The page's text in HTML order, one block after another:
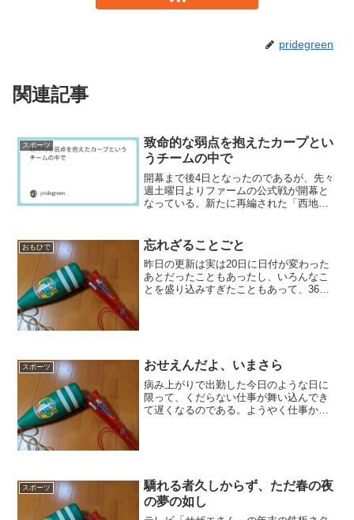
pridegreen
関連記事
スポーツ
致命的な弱点を抱えたカープとい
うチームの中で
開幕まで後4日となったのであるが、先々
週土曜日よりファームの公式戦が開幕と
なっている。新たに再編された「西地
2、2-1（5回降雨コールド）、3-5、4-
5（延長...
おもひで 忘れざることごと
昨日の更新は実は20日に日付が変わった
あとだったこともあったし、いろんなこ
とを盛り込みすぎたこともあって、36年
スポーツ おせえんだよ、いまさら
病み上がりで出勤した今日のような日に
限って、くだらない仕事が舞い込んでき
て遅くなるのである。ようやく仕事から
スポーツ
驕れる者久しからず、ただ春の夜
の夢の如し